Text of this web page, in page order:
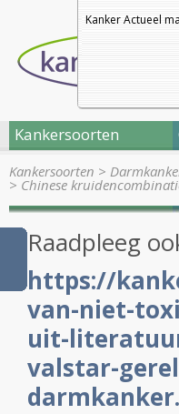
Kanker Actueel
Kankersoorten
Kankersoorten >
> Chinese
Raadpleeg
https://
van-niet-
uit-
valstar-